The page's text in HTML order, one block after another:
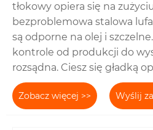
tłokowy opiera się na
bezproblemowa stalowa
są odporne na olej i
kontrole od produkcji do
rozsądna. Ciesz się gładką
Zobacz więcej >> Wyślij